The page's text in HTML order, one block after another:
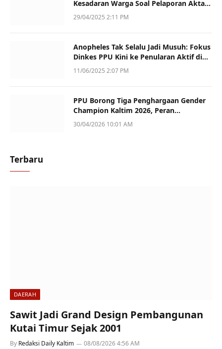
Kesadaran Warga Soal Pelaporan Akta
Kematian
29/04/2025 2:11 PM
Anopheles Tak Selalu Jadi Musuh: Fokus
Dinkes PPU Kini ke Penularan Aktif di
Sotek
11/06/2025 2:07 PM
PPU Borong Tiga Penghargaan Gender
Champion Kaltim 2026, Peran
Perempuan Jadi Sorotan
30/04/2026 10:01 AM
Terbaru
DAERAH
Sawit Jadi Grand Design Pembangunan
Kutai Timur Sejak 2001
By Redaksi Daily Kaltim 08/08/2026 4:56 AM